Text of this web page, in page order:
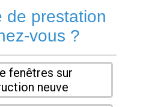
de prestation
vous ?
fenêtres sur
neuve